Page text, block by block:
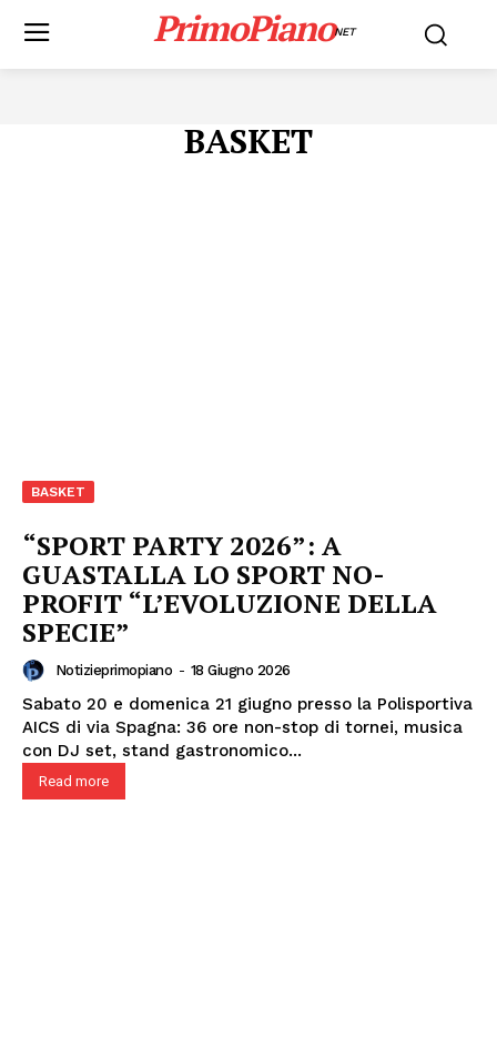
PrimoPianoNET
BASKET
BASKET
“SPORT PARTY 2026”: A
GUASTALLA LO SPORT NO-
PROFIT “L’EVOLUZIONE DELLA
SPECIE”
Notizieprimopiano - 18 Giugno 2026
Sabato 20 e domenica 21 giugno presso la Polisportiva
AICS di via Spagna: 36 ore non-stop di tornei, musica
con DJ set, stand gastronomico...
Read more